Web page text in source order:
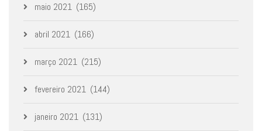
maio 2021 (165)
abril 2021 (166)
março 2021 (215)
fevereiro 2021 (144)
janeiro 2021 (131)